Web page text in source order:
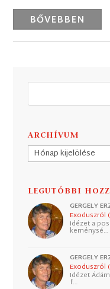
BŐVEBBEN
ARCHÍVUM
Archívum
LEGUTÓBBI
GERGELY
Exoduszról
Idézet a
keménysé…
GERGELY
Exoduszról
Idézet
f…